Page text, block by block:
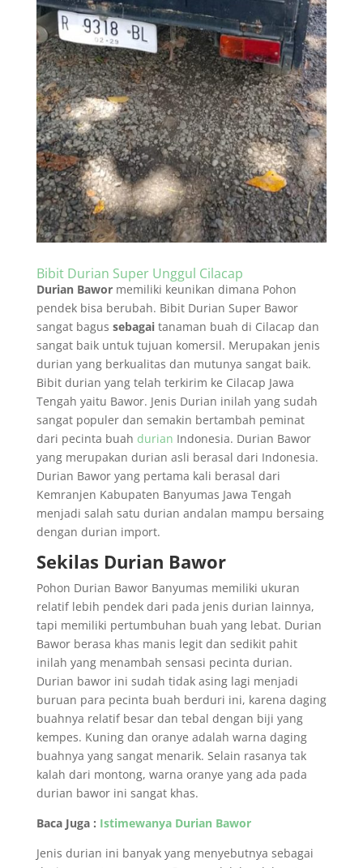
Bibit Durian Super Unggul Cilacap
Durian Bawormemiliki keunikan dimana Pohon
pendek bisa berubah. Bibit Durian Super Bawor
sangat bagus sebagai tanaman buah di Cilacap dan
sangat baik untuk tujuan komersil. Merupakan jenis
durian yang berkualitas dan mutunya sangat baik.
Bibit durian yang telah terkirim ke Cilacap Jawa
Tengah yaitu Bawor. Jenis Durian inilah yang sudah
sangat populer dan semakin bertambah peminat
dari pecinta buah durian Indonesia. Durian Bawor
yang merupakan durian asli berasal dari Indonesia.
Durian Bawor yang pertama kali berasal dari
Kemranjen Kabupaten Banyumas Jawa Tengah
menjadi salah satu durian andalan mampu bersaing
dengan durian import.
Sekilas Durian Bawor
Pohon Durian Bawor Banyumas memiliki ukuran
relatif lebih pendek dari pada jenis durian lainnya,
tapi memiliki pertumbuhan buah yang lebat. Durian
Bawor berasa khas manis legit dan sedikit pahit
inilah yang menambah sensasi pecinta durian.
Durian bawor ini sudah tidak asing lagi menjadi
buruan para pecinta buah berduri ini, karena daging
buahnya relatif besar dan tebal dengan biji yang
kempes. Kuning dan oranye adalah warna daging
buahnya yang sangat menarik. Selain rasanya tak
kalah dari montong, warna oranye yang ada pada
durian bawor ini sangat khas.
Baca Juga : Istimewanya Durian Bawor
Jenis durian ini banyak yang menyebutnya sebagai